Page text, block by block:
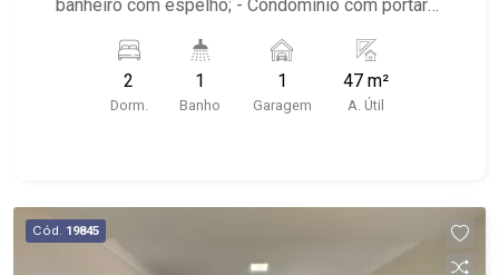
banheiro com espelho; - Condomínio com portaria
salão de festa; - Próximo ao Mafiosa Comida de
Rua, Bike Park, Vila Madá
2
Dorm.
1
Banho
1
Garagem
47 m²
A. Útil
Cód. 19845